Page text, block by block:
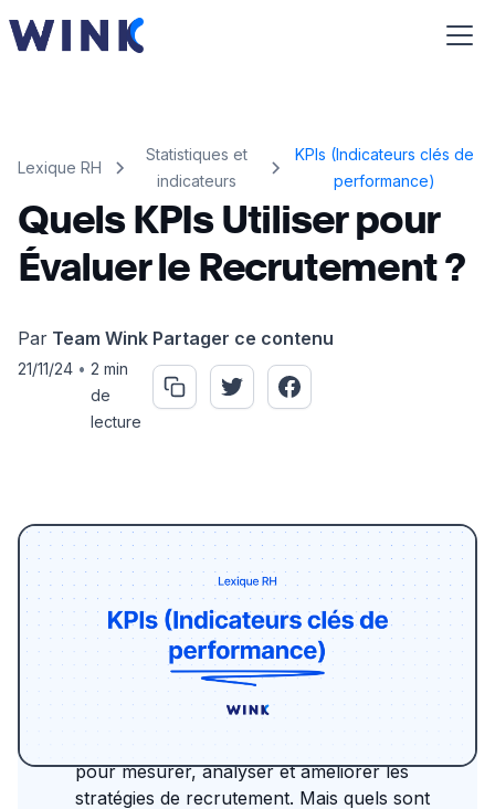
Lexique RH
Statistiques et
indicateurs
KPIs (Indicateurs clés de
performance)
Quels KPIs Utiliser pour
Évaluer le Recrutement ?
Par Team Wink
21/11/24 • 2 min
de
lecture
Partager ce contenu
Le recrutement est un art délicat mêlant
intuition et analyse. Mais comment s'assurer
que le processus est non seulement efficace
mais aussi optimisé ? C'est là que les KPIs,
ou indicateurs clés de performance, entrent
pour mesurer, analyser et améliorer les
stratégies de recrutement. Mais quels sont